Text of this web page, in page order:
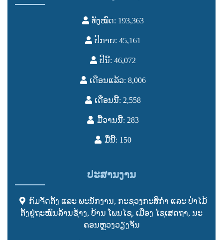
ທັງໝົດ: 193,363
ປີກາຍ: 45,161
ປີນີ້: 46,072
ເດືອນແລ້ວ: 8,006
ເດືອນນີ້: 2,558
ມື້ວານນີ້: 283
ມື້ນີ້: 150
ປະສານງານ
ກົມຈັດຕັ້ງ ແລະ ພະນັກງານ, ກະຊວງກະສິກໍາ ແລະ ປ່າໄມ້
ຕັ້ງຢູ່ຖະໜົນລ້ານຊ້າງ, ບ້ານ ໂພນໄຊ, ເມືອງ ໄຊເສດຖາ, ນະ
ຄອນຫຼວງວຽງຈັັນ